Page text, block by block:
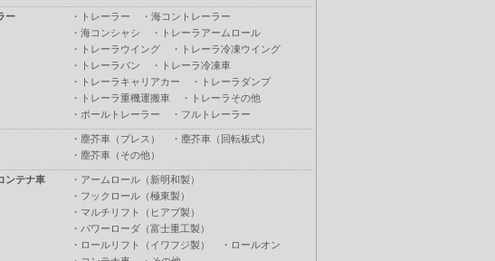
ー ・ トレーラー ・ 海コントレーラー
・ 海コンシャシ ・
トレーラアームロール
・
トレーラウイング ・
トレーラ冷凍ウイング
・
トレーラバン ・
トレーラ冷凍車
・
トレーラキャリアカー ・
トレーラダンプ
・
トレーラ重機運搬車 ・
トレーラその他
・ ポールトレーラー ・ フルトレーラー
・ 塵芥車（プレス） ・ 塵芥車（回転板式）
・ 塵芥車（その他）
ンテナ車 ・ アームロール（新明和製）
・ フックロール（極東製）
・ マルチリフト（ヒアブ製）
・ パワーローダ（富士重工製）
・ ロールリフト（イワフジ製） ・ ロールオン